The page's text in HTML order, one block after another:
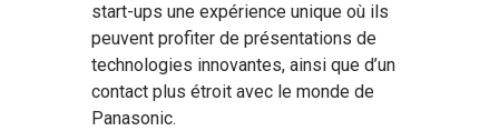
start-ups une expérience unique où ils
peuvent profiter de présentations de
technologies innovantes, ainsi que d’un
contact plus étroit avec le monde de
Panasonic.